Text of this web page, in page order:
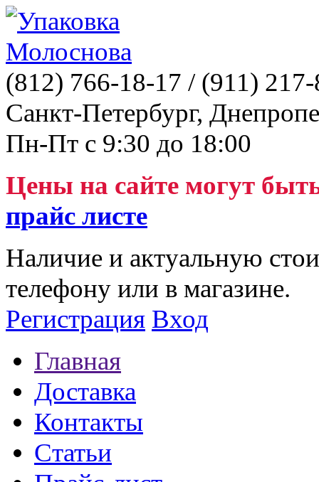
(812) 766-18-17 / (911)
Санкт-Петербург,
Пн-Пт с 9:30 до 18:00
Цены на сайте могут
прайс листе
Наличие и актуальную
телефону или в магазине.
Регистрация Вход
Главная
Доставка
Контакты
Статьи